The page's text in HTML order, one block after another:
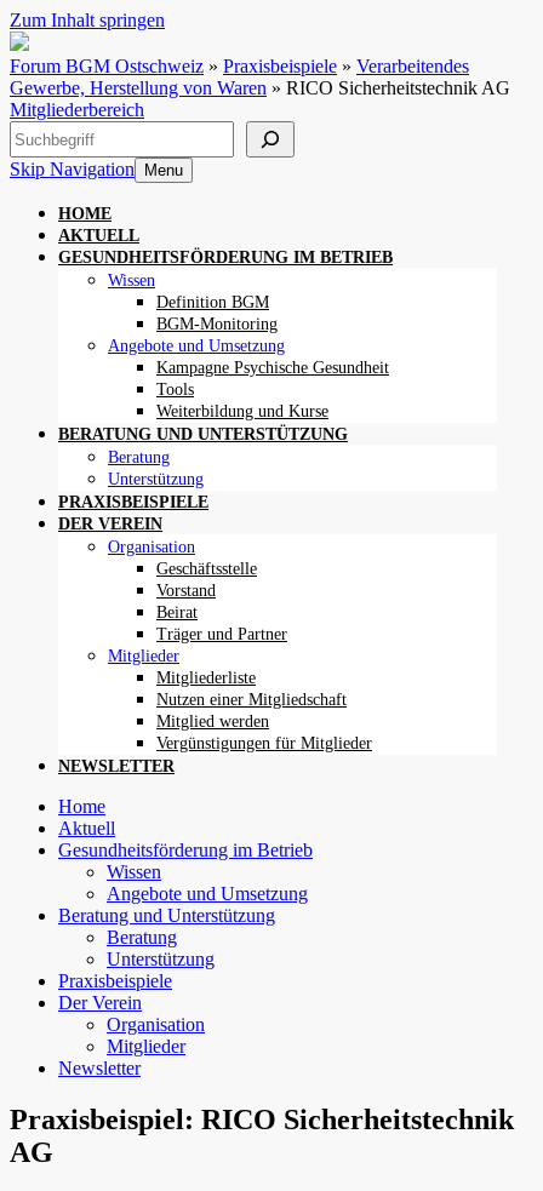
Zum Inhalt springen
Forum BGM Ostschweiz » Praxisbeispiele » Verarbeitendes
Gewerbe, Herstellung von Waren » RICO Sicherheitstechnik AG
Mitgliederbereich
Suchen
Skip Navigation
Menu
HOME
AKTUELL
GESUNDHEITSFÖRDERUNG IM BETRIEB
Wissen
Definition BGM
BGM-Monitoring
Angebote und Umsetzung
Kampagne Psychische Gesundheit
Tools
Weiterbildung und Kurse
BERATUNG UND UNTERSTÜTZUNG
Beratung
Unterstützung
PRAXISBEISPIELE
DER VEREIN
Organisation
Geschäftsstelle
Vorstand
Beirat
Träger und Partner
Mitglieder
Mitgliederliste
Nutzen einer Mitgliedschaft
Mitglied werden
Vergünstigungen für Mitglieder
NEWSLETTER
Home
Aktuell
Gesundheitsförderung im Betrieb
Wissen
Angebote und Umsetzung
Beratung und Unterstützung
Beratung
Unterstützung
Praxisbeispiele
Der Verein
Organisation
Mitglieder
Newsletter
Praxisbeispiel: RICO Sicherheitstechnik
AG